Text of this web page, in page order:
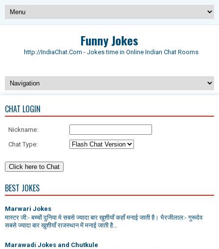
Funny Jokes
http://IndiaChat.Com - Jokes time in Online Indian Chat Rooms
CHAT LOGIN
Nickname:
Chat Type:
BEST JOKES
Marwari Jokes
मास्टर जी:- बच्चों दुनिया मे सबसे ज्यादा बार खुशीयाँ कहाँ मनाई जाती है। भैरजीलाल:- गुरूदेव
सबसे ज्यादा बार खुशीयाँ राजस्थान में मनाई जाती है...
Marawadi Jokes and Chutkule